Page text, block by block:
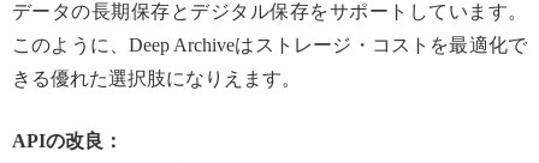
データの長期保存とデジタル保存をサポートしています。
このように、Deep Archiveはストレージ・コストを最適化で
きる優れた選択肢になりえます。
APIの改良：